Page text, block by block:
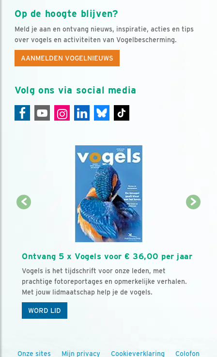
Op de hoogte blijven?
Meld je aan en ontvang nieuws, inspiratie, acties en tips
over vogels en activiteiten van Vogelbescherming.
AANMELDEN VOGELNIEUWS
Volg ons via social media
Ontvang 5 x Vogels voor € 36,00 per jaar
Vogels is het tijdschrift voor onze leden, met
prachtige fotoreportages en opmerkelijke verhalen.
Met jouw lidmaatschap help je de vogels.
WORD LID
Onze sites Mijn privacy Cookieverklaring Colofon